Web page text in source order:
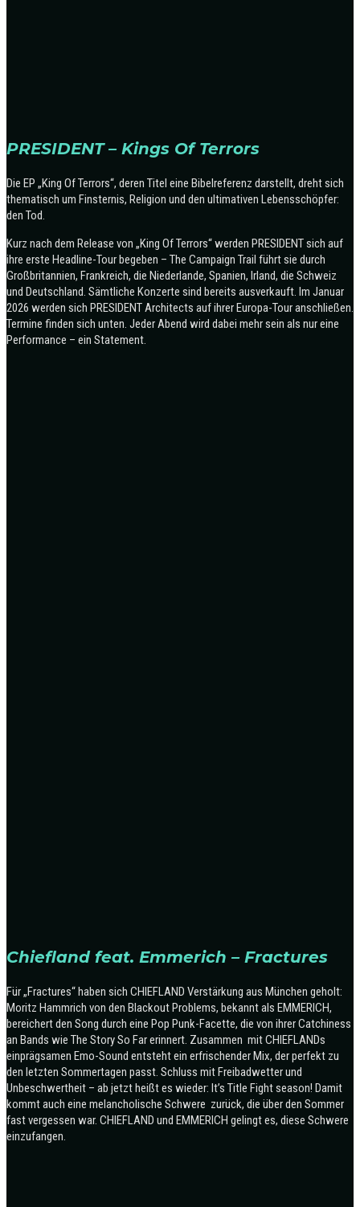
PRESIDENT – Kings Of Terrors
Die EP „King Of Terrors“, deren Titel eine Bibelreferenz darstellt, dreht sich
thematisch um Finsternis, Religion und den ultimativen Lebensschöpfer:
den Tod.
Kurz nach dem Release von „King Of Terrors“ werden PRESIDENT sich auf
ihre erste Headline-Tour begeben – The Campaign Trail führt sie durch
Großbritannien, Frankreich, die Niederlande, Spanien, Irland, die Schweiz
und Deutschland. Sämtliche Konzerte sind bereits ausverkauft. Im Januar
2026 werden sich PRESIDENT Architects auf ihrer Europa-Tour anschließen.
Termine finden sich unten. Jeder Abend wird dabei mehr sein als nur eine
Performance – ein Statement.
Chiefland feat. Emmerich – Fractures
Für „Fractures“ haben sich CHIEFLAND Verstärkung aus München geholt:
Moritz Hammrich von den Blackout Problems, bekannt als EMMERICH,
bereichert den Song durch eine Pop Punk-Facette, die von ihrer Catchiness
an Bands wie The Story So Far erinnert. Zusammen mit CHIEFLANDs
einprägsamen Emo-Sound entsteht ein erfrischender Mix, der perfekt zu
den letzten Sommertagen passt. Schluss mit Freibadwetter und
Unbeschwertheit – ab jetzt heißt es wieder: It’s Title Fight season! Damit
kommt auch eine melancholische Schwere zurück, die über den Sommer
fast vergessen war. CHIEFLAND und EMMERICH gelingt es, diese Schwere
einzufangen.